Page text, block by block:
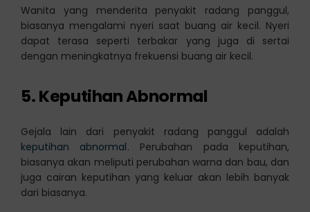
Wanita yang menderita penyakit radang panggul,
biasanya mengalami nyeri saat buang air kecil. Nyeri
dapat terasa seperti terbakar yang juga di sertai
dengan meningkatnya frekuensi buang air kecil.
5. Keputihan Abnormal
Gejala lain dari penyakit radang panggul adalah
keputihan abnormal. Perubahan pada keputihan,
biasanya akan meliputi perubahan warna dan bau, dan
juga cairan keputihan yang keluar akan lebih banyak
dari biasanya.